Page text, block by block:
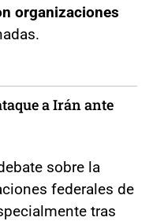
organizaciones
a Irán ante
sobre la
federales de
tras